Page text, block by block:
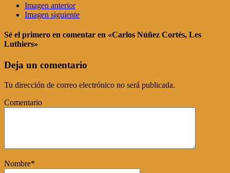
Imagen anterior
Imagen siguiente
Sé el primero en comentar en «Carlos Núñez Cortés, Les
Luthiers»
Deja un comentario
Tu dirección de correo electrónico no será publicada.
Comentario
Nombre*